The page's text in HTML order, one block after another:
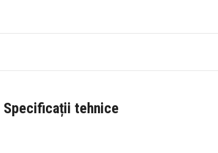
Specificații tehnice